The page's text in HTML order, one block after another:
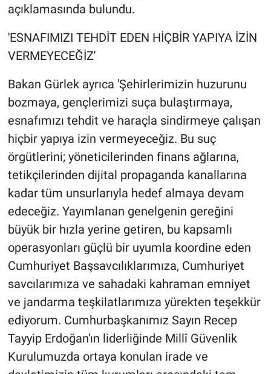
açıklamasında bulundu.
'ESNAFIMIZI TEHDİT EDEN HİÇBİR YAPIYA İZİN
VERMEYECEĞİZ'
Bakan Gürlek ayrıca 'Şehirlerimizin huzurunu
bozmaya, gençlerimizi suça bulaştırmaya,
esnafımızı tehdit ve haraçla sindirmeye çalışan
hiçbir yapıya izin vermeyeceğiz. Bu suç
örgütlerini; yöneticilerinden finans ağlarına,
tetikçilerinden dijital propaganda kanallarına
kadar tüm unsurlarıyla hedef almaya devam
edeceğiz. Yayımlanan genelgenin gereğini
büyük bir hızla yerine getiren, bu kapsamlı
operasyonları güçlü bir uyumla koordine eden
Cumhuriyet Başsavcılıklarımıza, Cumhuriyet
savcılarımıza ve sahadaki kahraman emniyet
ve jandarma teşkilatlarımıza yürekten teşekkür
ediyorum. Cumhurbaşkanımız Sayın Recep
Tayyip Erdoğan'ın liderliğinde Millî Güvenlik
Kurulumuzda ortaya konulan irade ve